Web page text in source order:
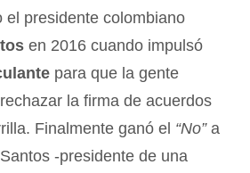
el presidente colombiano
en 2016 cuando impulsó
para que la gente
la firma de acuerdos
Finalmente ganó el “No”a
-presidente de una